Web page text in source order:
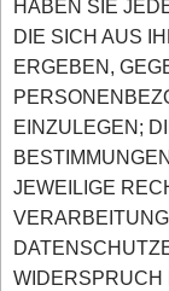
HABEN SIE
DIE SICH AUS
ERGEBEN,
EINZULEGEN;
JEWEILIGE
WIDERSPRUCH